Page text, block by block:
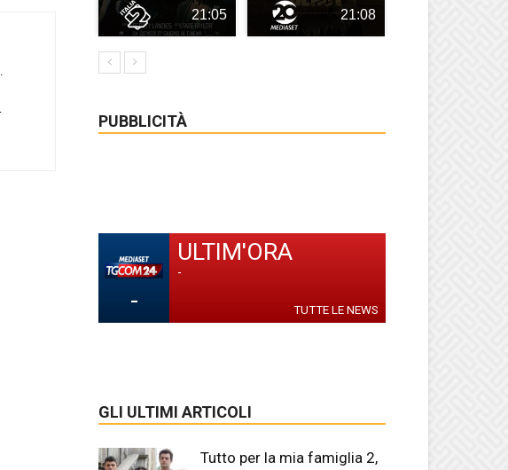
21:05 21:08
PUBBLICITÀ
-
ULTIM'ORA
-
TUTTE LE NEWS
GLI ULTIMI ARTICOLI
Tutto per la mia famiglia 2,